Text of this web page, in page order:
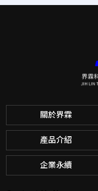
關於界霖
產品介紹
企業永續